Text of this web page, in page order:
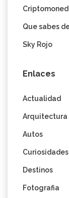
Que sabes
Sky Rojo
Enlaces
Actualidad
Arquitectura
Autos
Curiosidades
Destinos
Fotografia